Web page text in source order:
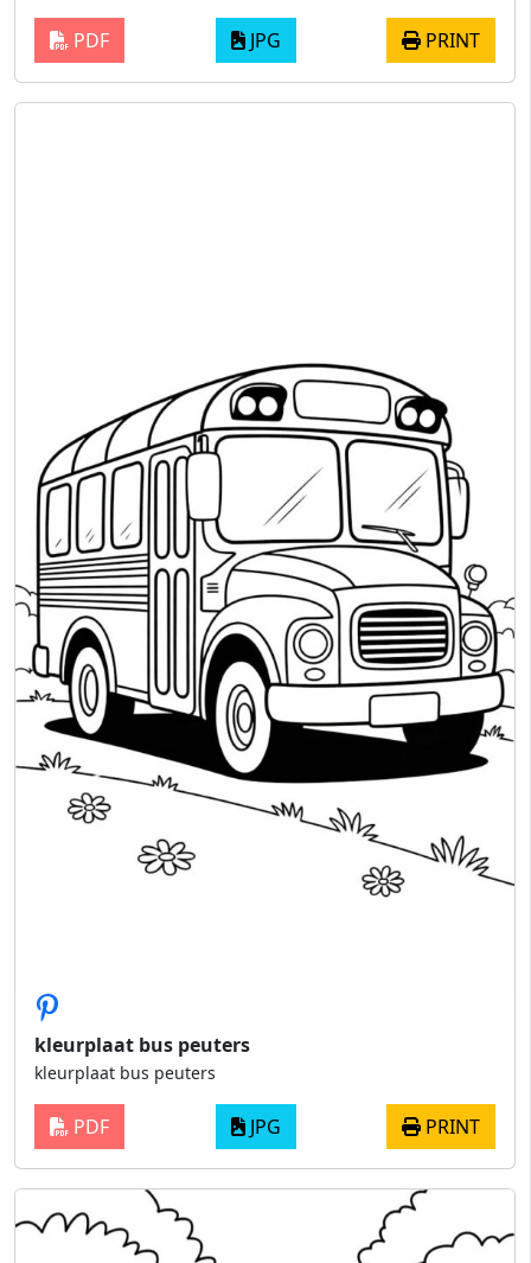
PDF JPG PRINT
kleurplaat bus peuters
kleurplaat bus peuters
PDF JPG PRINT